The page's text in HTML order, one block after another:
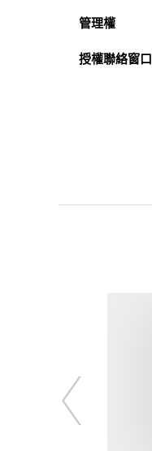
管理權
授權聯絡窗口